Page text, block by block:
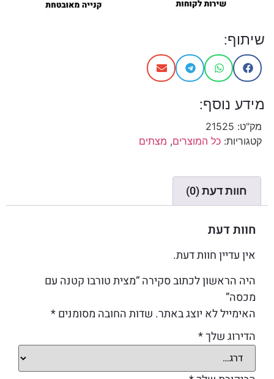
שיתוף:
מידע נוסף:
מק"ט: 21525
קטגוריות: כל המוצרים, מצתים
חוות דעת (0)
חוות דעת
אין עדיין חוות דעת.
היה הראשון לכתוב סקירה “מצית טורבו קטנה עם
מכסה”
האימייל לא יוצג באתר. שדות החובה מסומנים*
הדירוג שלך*